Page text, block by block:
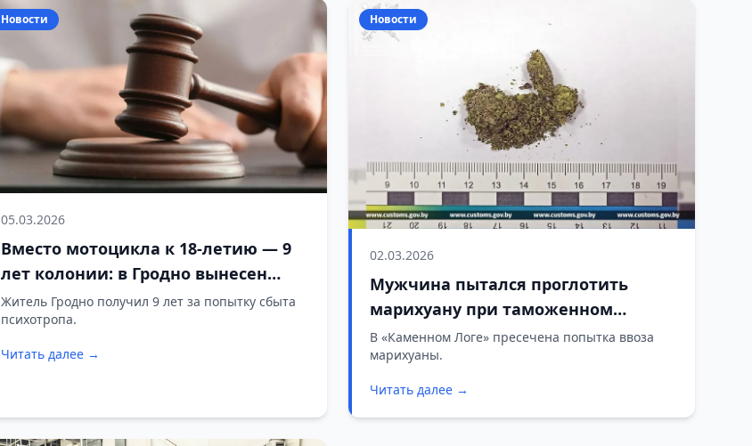
Новости
05.03.2026
Вместо мотоцикла к 18-летию — 9
лет колонии: в Гродно вынесен
приговор по делу о сбыте опасного
психотропа
Житель Гродно получил 9 лет за попытку сбыта
психотропа.
Читать далее →
Новости
02.03.2026
Мужчина пытался проглотить
марихуану при таможенном
контроле в пункте пропуска
«Каменный Лог»
В «Каменном Логе» пресечена попытка ввоза
марихуаны.
Читать далее →